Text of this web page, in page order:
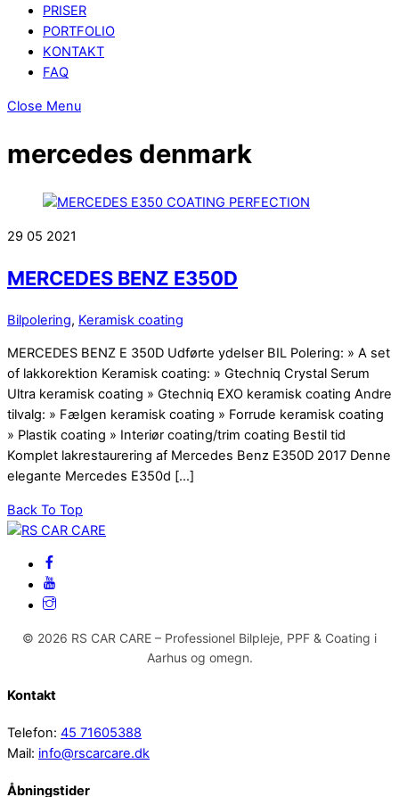
PRISER
PORTFOLIO
KONTAKT
FAQ
Close Menu
mercedes denmark
29 05 2021
MERCEDES BENZ E350D
Bilpolering, Keramisk coating
MERCEDES BENZ E 350D Udførte ydelser BIL Polering: » A set
of lakkorektion Keramisk coating: » Gtechniq Crystal Serum
Ultra keramisk coating » Gtechniq EXO keramisk coating Andre
tilvalg: » Fælgen keramisk coating » Forrude keramisk coating
» Plastik coating » Interiør coating/trim coating Bestil tid
Komplet lakrestaurering af Mercedes Benz E350D 2017 Denne
elegante Mercedes E350d […]
Back To Top
© 2026 RS CAR CARE – Professionel Bilpleje, PPF & Coating i
Aarhus og omegn.
Kontakt
Telefon: 45 71605388
Mail: info@rscarcare.dk
Åbningstider